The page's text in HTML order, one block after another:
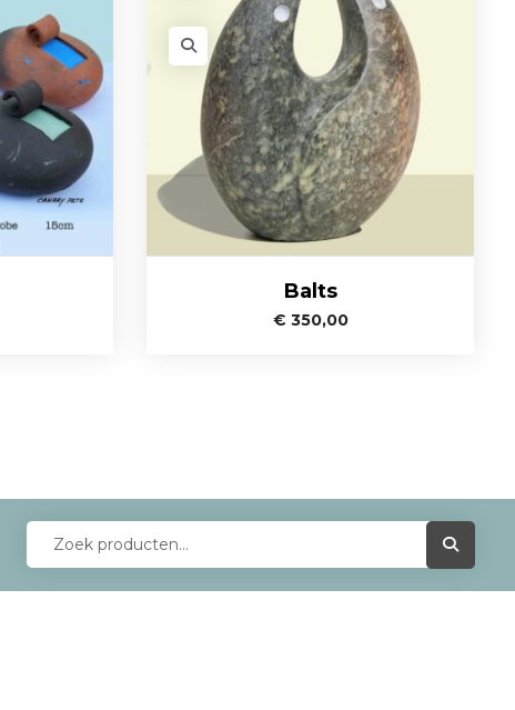
Balts
€ 350,00